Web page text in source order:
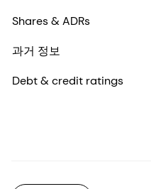
Shares & ADRs
과거 정보
Debt & credit ratings